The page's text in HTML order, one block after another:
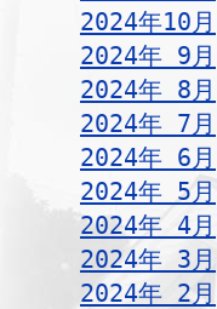
2024年10月
2024年 9月
2024年 8月
2024年 7月
2024年 6月
2024年 5月
2024年 4月
2024年 3月
2024年 2月